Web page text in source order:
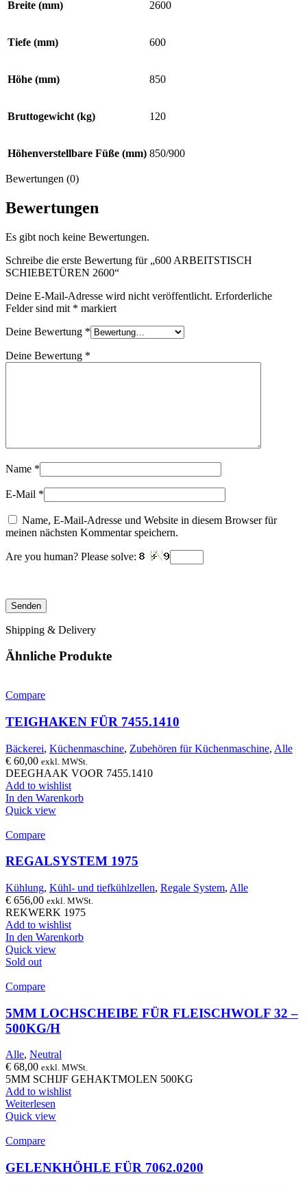
Breite (mm) 2600
Tiefe (mm) 600
Höhe (mm) 850
Bruttogewicht (kg) 120
Höhenverstellbare Füße (mm) 850/900
Bewertungen (0)
Bewertungen
Es gibt noch keine Bewertungen.
Schreibe die erste Bewertung für „600 ARBEITSTISCH
SCHIEBETÜREN 2600“
Deine E-Mail-Adresse wird nicht veröffentlicht. Erforderliche
Felder sind mit * markiert
Deine Bewertung *
Deine Bewertung *
Name *
E-Mail *
Name, E-Mail-Adresse und Website in diesem Browser für
meinen nächsten Kommentar speichern.
Are you human? Please solve:
Shipping & Delivery
Ähnliche Produkte
Compare
TEIGHAKEN FÜR 7455.1410
Bäckerei, Küchenmaschine, Zubehören für Küchenmaschine, Alle
€ 60,00 exkl. MWSt.
DEEGHAAK VOOR 7455.1410
Add to wishlist
In den Warenkorb
Quick view
Compare
REGALSYSTEM 1975
Kühlung, Kühl- und tiefkühlzellen, Regale System, Alle
€ 656,00 exkl. MWSt.
REKWERK 1975
Add to wishlist
In den Warenkorb
Quick view
Sold out
Compare
5MM LOCHSCHEIBE FÜR FLEISCHWOLF 32 –
500KG/H
Alle, Neutral
€ 68,00 exkl. MWSt.
5MM SCHIJF GEHAKTMOLEN 500KG
Add to wishlist
Weiterlesen
Quick view
Compare
GELENKHÖHLE FÜR 7062.0200